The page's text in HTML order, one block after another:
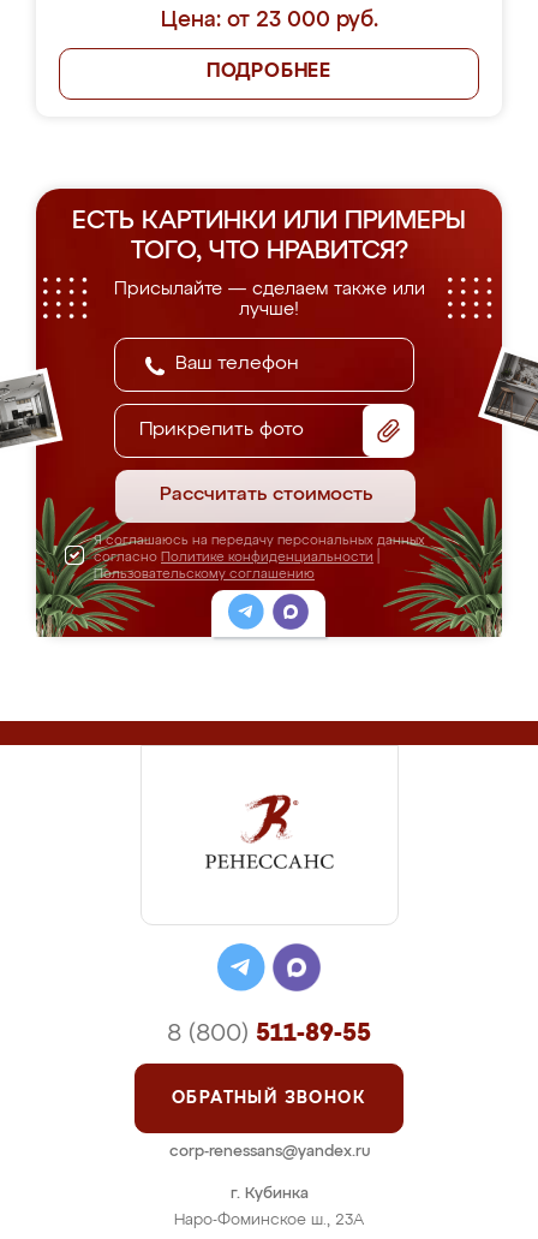
Цена: от 23 000 руб.
ПОДРОБНЕЕ
ЕСТЬ КАРТИНКИ ИЛИ ПРИМЕРЫ
ТОГО, ЧТО НРАВИТСЯ?
Присылайте — сделаем также или
лучше!
Прикрепить фото
Рассчитать стоимость
Я соглашаюсь на передачу персональных данных
согласно Политике конфиденциальности
Пользовательскому соглашению
г. Кубинка
Наро-Фоминское ш., 23А
8 (800) 511-89-55
ОБРАТНЫЙ ЗВОНОК
corp-renessans@yandex.ru